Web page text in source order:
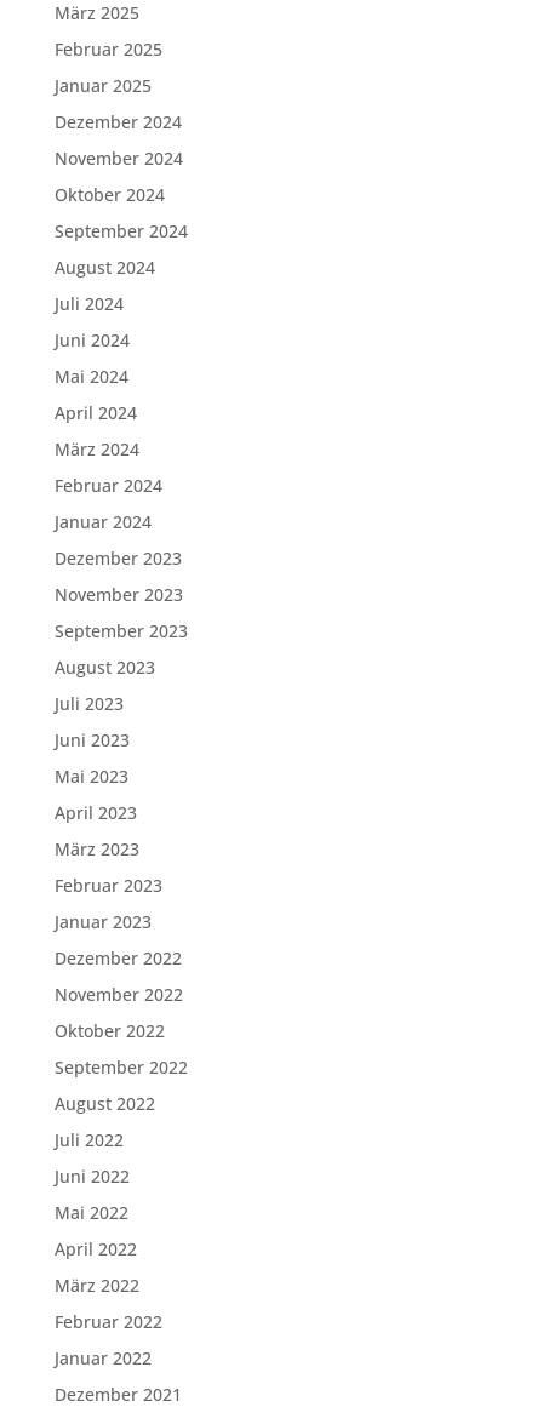
März 2025
Februar 2025
Januar 2025
Dezember 2024
November 2024
Oktober 2024
September 2024
August 2024
Juli 2024
Juni 2024
Mai 2024
April 2024
März 2024
Februar 2024
Januar 2024
Dezember 2023
November 2023
September 2023
August 2023
Juli 2023
Juni 2023
Mai 2023
April 2023
März 2023
Februar 2023
Januar 2023
Dezember 2022
November 2022
Oktober 2022
September 2022
August 2022
Juli 2022
Juni 2022
Mai 2022
April 2022
März 2022
Februar 2022
Januar 2022
Dezember 2021